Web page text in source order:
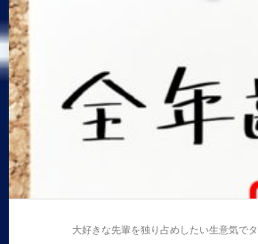
ノリと勢いで付き合ってみる？
…
大好きな先輩を独り占めしたい生意気で